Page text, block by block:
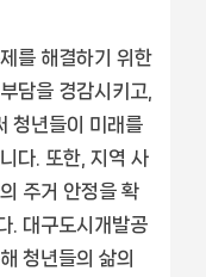
를 해결하기 위한
담을 경감시키고,
청년들이 미래를
다. 또한, 지역 사
주거 안정을 확
. 대구도시개발공
청년들의 삶의